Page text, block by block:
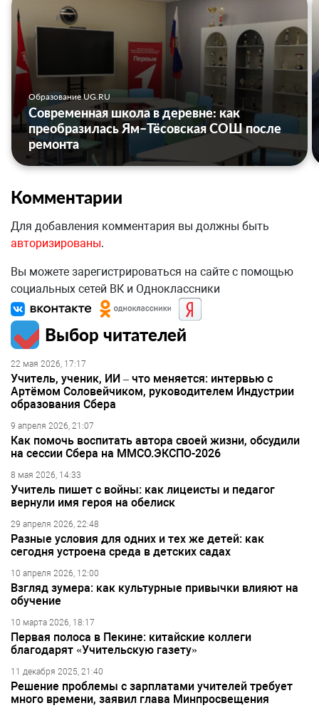
Образование UG.RU
Современная школа в деревне: как
преобразилась Ям–Тёсовская СОШ после
ремонта
Комментарии
Для добавления комментария вы должны быть
авторизированы.
Вы можете зарегистрироваться на сайте с помощью
социальных сетей ВК и Одноклассники
Выбор читателей
22 мая 2026, 17:17
Учитель, ученик, ИИ – что меняется: интервью с
Артёмом Соловейчиком, руководителем Индустрии
образования Сбера
9 апреля 2026, 21:07
Как помочь воспитать автора своей жизни, обсудили
на сессии Сбера на ММСО.ЭКСПО-2026
8 мая 2026, 14:33
Учитель пишет с войны: как лицеисты и педагог
вернули имя героя на обелиск
29 апреля 2026, 22:48
Разные условия для одних и тех же детей: как
сегодня устроена среда в детских садах
10 апреля 2026, 12:00
Взгляд зумера: как культурные привычки влияют на
обучение
10 марта 2026, 18:17
Первая полоса в Пекине: китайские коллеги
благодарят «Учительскую газету»
11 декабря 2025, 21:40
Решение проблемы с зарплатами учителей требует
много времени, заявил глава Минпросвещения